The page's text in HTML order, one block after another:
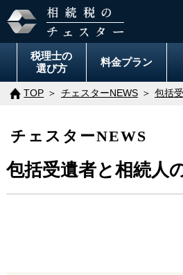
税理士の
選び方
料金プラン
TOP チェスターNEWS 包括
チェスターNEWS
包括受遺者と相続人